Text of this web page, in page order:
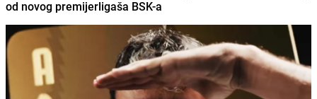
od novog premijerligaša BSK-a